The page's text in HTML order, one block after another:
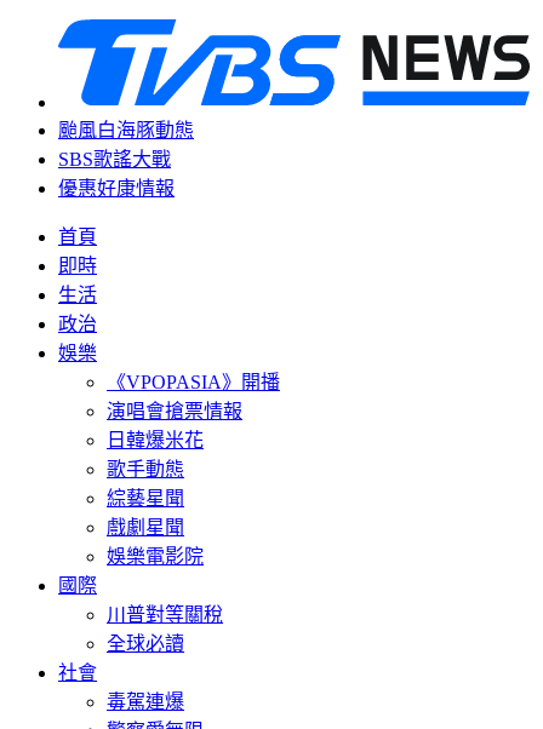
颱風白海豚動態
SBS歌謠大戰
優惠好康情報
首頁
即時
生活
政治
娛樂
《VPOPASIA》開播
演唱會搶票情報
日韓爆米花
歌手動態
綜藝星聞
戲劇星聞
娛樂電影院
國際
川普對等關稅
全球必讀
社會
毒駕連爆